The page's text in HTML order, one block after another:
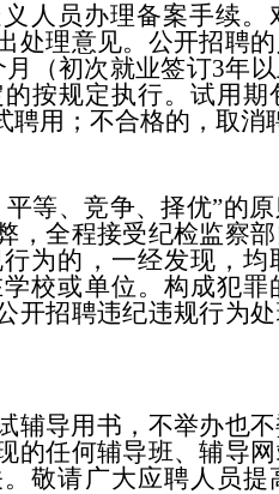
人员办理备案手续。
处理意见。公开招聘
月（初次就业签订3年
按规定执行。试用期
用；不合格的，取消
平等、竞争、择优”的
，全程接受纪检监察部
为的，一经发现，均
校或单位。构成犯罪
开招聘违纪违规行为
辅导用书，不举办也
的任何辅导班、辅导网
敬请广大应聘人员提